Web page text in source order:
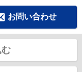
お問い合わせ